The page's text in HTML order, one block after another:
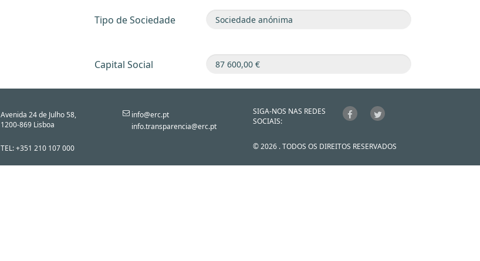
Tipo de Sociedade
Capital Social
Avenida 24 de Julho 58,
1200-869 Lisboa
TEL: +351 210 107 000
info@erc.pt
info.transparencia@erc.pt
SIGA-NOS NAS REDES
SOCIAIS:
© 2026 . TODOS OS DIREITOS RESERVADOS